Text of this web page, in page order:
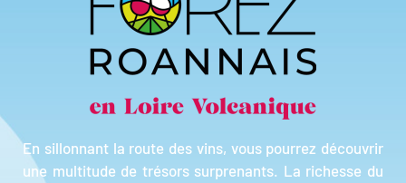
En sillonnant la route des vins, vous pourrez découvrir
une multitude de trésors surprenants. La richesse du